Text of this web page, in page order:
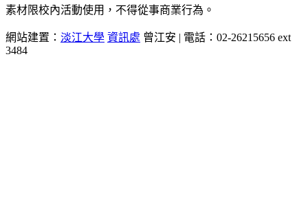
素材限校內活動使用，不得從事商業行為。
網站建置： 淡江大學 資訊處 曾江安 | 電話：02-26215656 ext
3484